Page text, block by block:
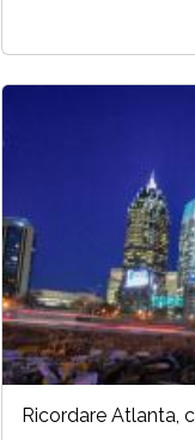
Ricordare Atlanta,